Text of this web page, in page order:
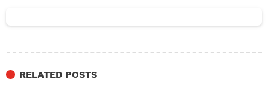
RELATED POSTS